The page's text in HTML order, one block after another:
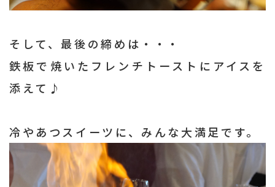
そして、最後の締めは・・・
鉄板で焼いたフレンチトーストにアイスを
添えて♪
冷やあつスイーツに、みんな大満足です。